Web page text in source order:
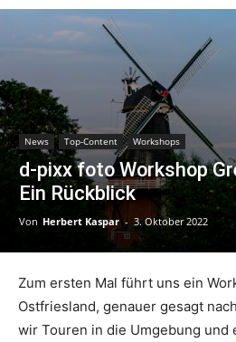
News Top-Content Workshops
d-pixx foto Workshop
Ein Rückblick
Von Herbert Kaspar - 3. Oktober 2022
Zum ersten Mal führt uns ein
Ostfriesland, genauer gesagt
wir Touren in die Umgebung und